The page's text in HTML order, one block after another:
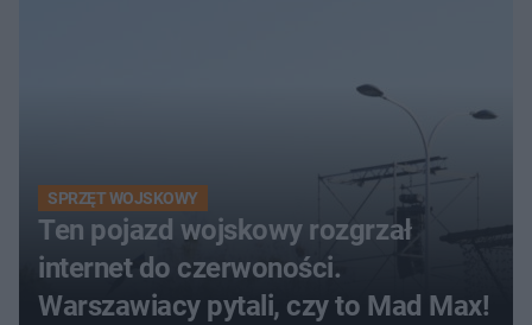
SPRZĘT WOJSKOWY
Ten pojazd wojskowy rozgrzał
internet do czerwoności.
Warszawiacy pytali, czy to Mad Max!